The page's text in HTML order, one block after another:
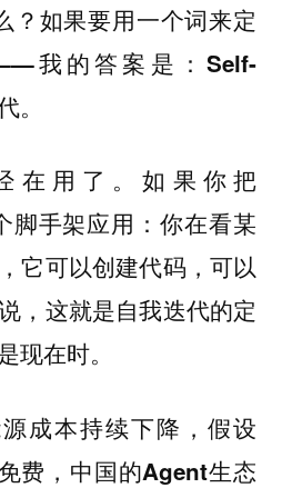
？ 如果要用一个词来定
我的答案是：Self-
在用了。如果你把
脚手架应用：你在看某
它可以创建代码，可以
，这就是自我迭代的定
现在时。
成本持续下降，假设
费，中国的Agent生态